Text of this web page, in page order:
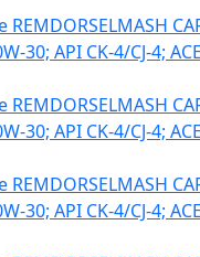
30; API CK-4/CJ-4;
30; API CK-4/CJ-4;
30; API CK-4/CJ-4;